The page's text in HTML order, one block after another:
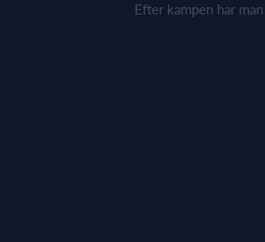
Efter kampen har